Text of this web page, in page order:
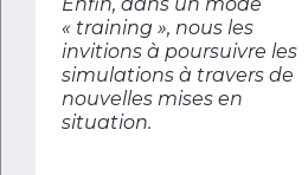
« training », nous les
invitions à poursuivre les
simulations à travers de
nouvelles mises en
situation.